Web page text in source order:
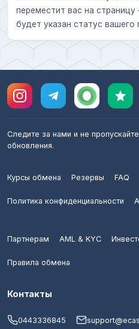
переместит вас на страницу
будет указан статус вашего
Следите за нами и не
обновления.
Курсы обмена Резервы FAQ
Политика конфиденциальности
Партнерам AML & KYC
Правила обмена
Контакты
0443336845